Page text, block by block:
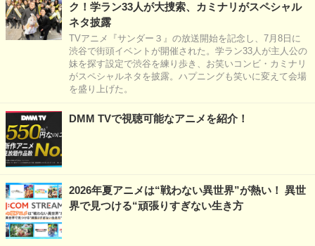
ク！学ラン33人が大捜索、カミナリがスペシャル
ネタ披露
TVアニメ『サンダー３』の放送開始を記念し、7月8日に
渋谷で街頭イベントが開催された。学ラン33人が主人公の
妹を探す設定で渋谷を練り歩き、お笑いコンビ・カミナリ
がスペシャルネタを披露。ハプニングも笑いに変えて会場
を盛り上げた。
DMM TVで視聴可能なアニメを紹介！
2026年夏アニメは“戦わない異世界”が熱い！ 異世
界で見つける“頑張りすぎない生き方